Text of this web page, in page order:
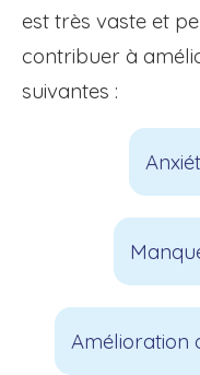
est très vaste et
contribuer à
suivantes :
Amélioration